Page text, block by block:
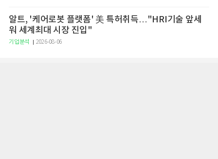
알트, '케어로봇 플랫폼' 美 특허취득…"HRI기술 앞세
워 세계최대 시장 진입"
기업분석 2026-08-06